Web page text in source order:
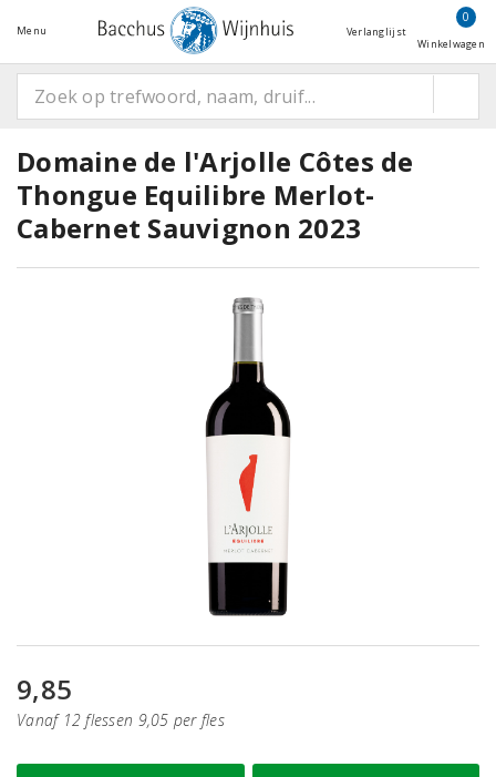
Menu Verlanglijst
0
Winkelwagen
Domaine de l'Arjolle Côtes de
Thongue Equilibre Merlot-
Cabernet Sauvignon 2023
9,85
Vanaf 12 flessen 9,05 per fles